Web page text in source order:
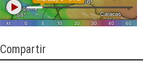
Compartir